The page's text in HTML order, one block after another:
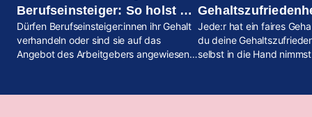
Berufseinsteiger: So holst du
das meiste für dich heraus
Dürfen Berufseinsteiger:innen ihr Gehalt
verhandeln oder sind sie auf das
Angebot des Arbeitgebers angewiesen?
in die Hand
Jede:r hat ein faires
du deine
selbst in die Hand
brandneues kununu